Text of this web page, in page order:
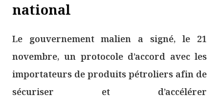
national
Le gouvernement malien a signé, le 21
novembre, un protocole d’accord avec les
importateurs de produits pétroliers afin de
sécuriser et d’accélérer